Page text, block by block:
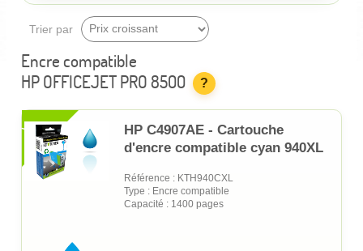
Trier par
Encre compatible
HP OFFICEJET PRO 8500
?
XL
HP C4907AE - Cartouche
d'encre compatible cyan 940XL
Référence : KTH940CXL
Type : Encre compatible
Capacité : 1400 pages